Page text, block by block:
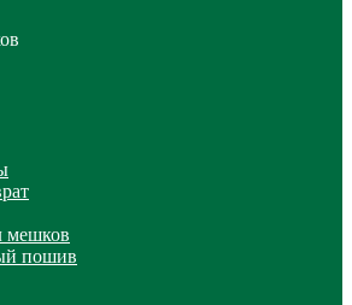
мешков
пошив